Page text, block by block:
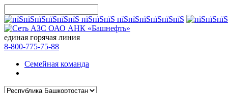
единая горячая линия
8-800-775-75-88
Семейная команда